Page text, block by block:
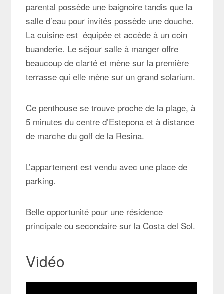
parental possède une baignoire tandis que la
salle d’eau pour invités possède une douche.
La cuisine est équipée et accède à un coin
buanderie. Le séjour salle à manger offre
beaucoup de clarté et mène sur la première
terrasse qui elle mène sur un grand solarium.
Ce penthouse se trouve proche de la plage, à
5 minutes du centre d’Estepona et à distance
de marche du golf de la Resina.
L’appartement est vendu avec une place de
parking.
Belle opportunité pour une résidence
principale ou secondaire sur la Costa del Sol.
Vidéo